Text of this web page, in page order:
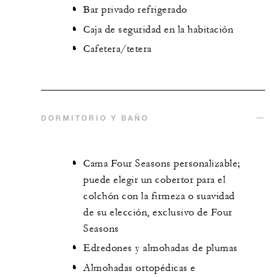
Bar privado refrigerado
Caja de seguridad en la habitación
Cafetera/tetera
DORMITORIO Y BAÑO
Cama Four Seasons personalizable;
puede elegir un cobertor para el
colchón con la firmeza o suavidad
de su elección, exclusivo de Four
Seasons
Edredones y almohadas de plumas
Almohadas ortopédicas e